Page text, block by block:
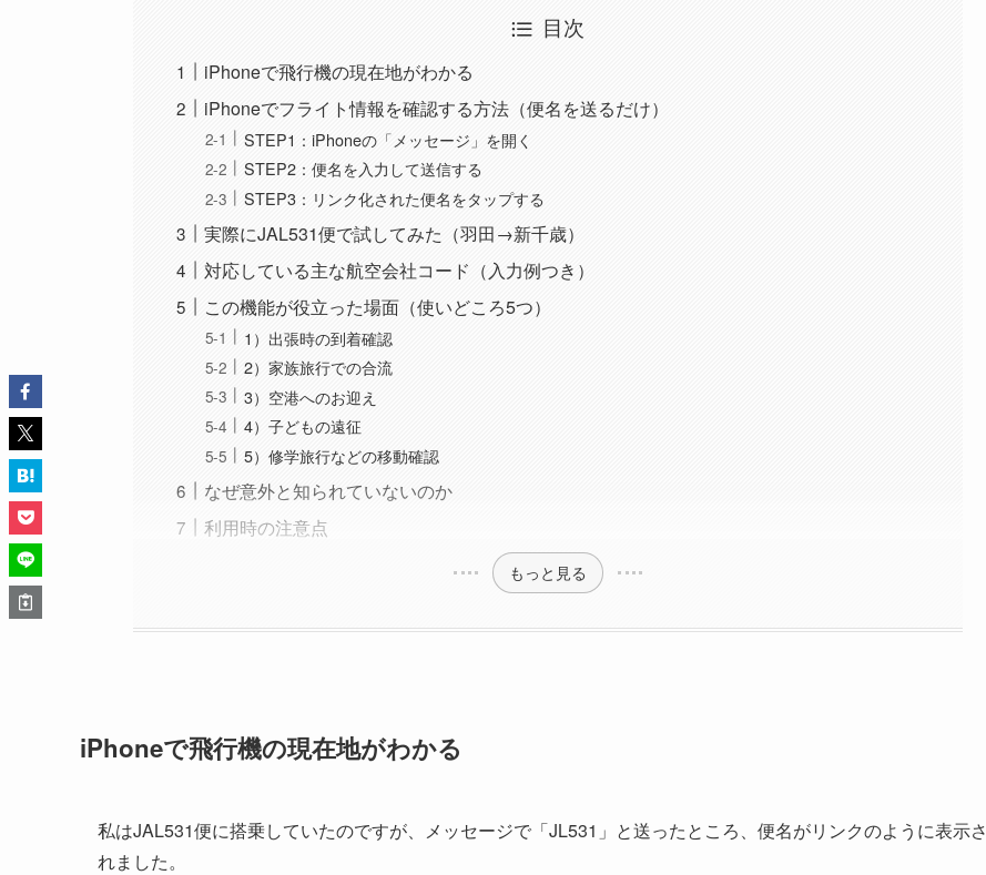
目次
iPhoneで飛行機の現在地がわかる
iPhoneでフライト情報を確認する方法（便名を送るだけ）
STEP1：iPhoneの「メッセージ」を開く
STEP2：便名を入力して送信する
STEP3：リンク化された便名をタップする
実際にJAL531便で試してみた（羽田→新千歳）
対応している主な航空会社コード（入力例つき）
この機能が役立った場面（使いどころ5つ）
1）出張時の到着確認
2）家族旅行での合流
3）空港へのお迎え
4）子どもの遠征
5）修学旅行などの移動確認
なぜ意外と知られていないのか
利用時の注意点
もっと見る
iPhoneで飛行機の現在地がわかる
私はJAL531便に搭乗していたのですが、メッセージで「JL531」と送ったところ、便名がリンクのように表示さ
れました。